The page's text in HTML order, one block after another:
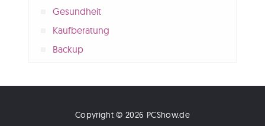
Gesundheit
Kaufberatung
Backup
Copyright © 2026 PCShow.de